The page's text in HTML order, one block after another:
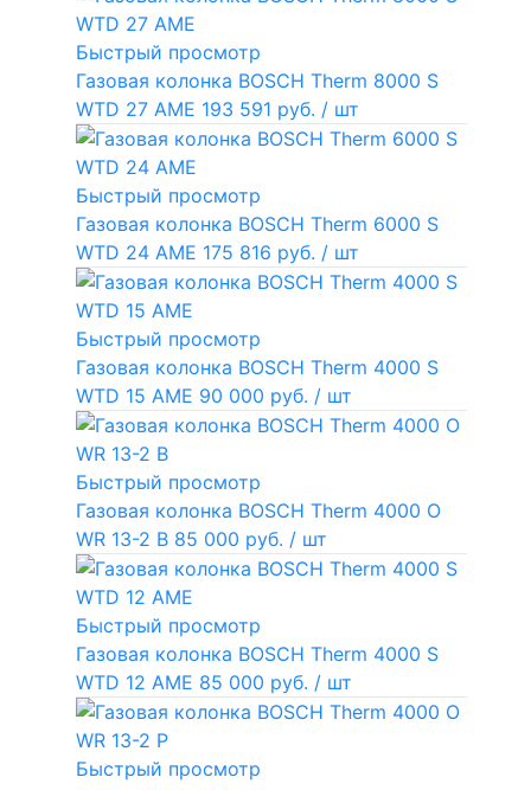
Быстрый просмотр
Газовая колонка BOSCH Therm 8000 S
WTD 27 AME 193 591 руб. / шт
Быстрый просмотр
Газовая колонка BOSCH Therm 6000 S
WTD 24 AME 175 816 руб. / шт
Быстрый просмотр
Газовая колонка BOSCH Therm 4000 S
WTD 15 AME 90 000 руб. / шт
Быстрый просмотр
Газовая колонка BOSCH Therm 4000 O
WR 13-2 В 85 000 руб. / шт
Быстрый просмотр
Газовая колонка BOSCH Therm 4000 S
WTD 12 AME 85 000 руб. / шт
Быстрый просмотр